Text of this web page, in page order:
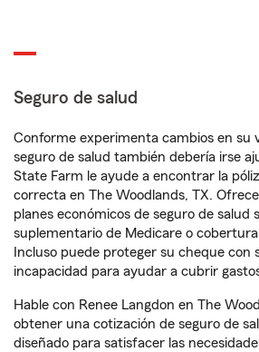
Seguro de salud
Conforme experimenta cambios en su
seguro de salud también debería irse
State Farm le ayude a encontrar la
correcta en The Woodlands, TX.
planes económicos de seguro de salud
suplementario de Medicare o
Incluso puede proteger su cheque con
incapacidad para ayudar a cubrir
Hable con Renee Langdon en The
obtener una cotización de seguro de
diseñado para satisfacer las